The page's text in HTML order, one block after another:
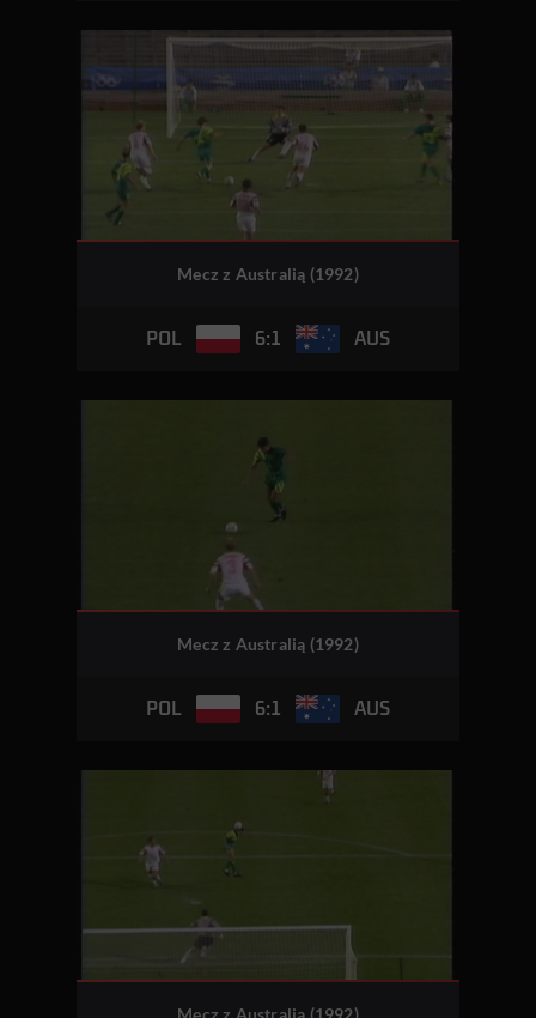
Mecz z Australią (1992)
POL 6:1 AUS
Mecz z Australią (1992)
POL 6:1 AUS
Mecz z Australią (1992)